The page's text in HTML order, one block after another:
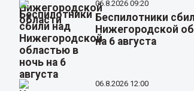
06.8.2026 09:20
Беспилотники
Нижегородской
на 6 августа
06.8.2026 12:00